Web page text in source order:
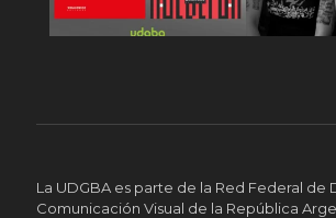
La UDGBA es parte de la Red Federal de
Comunicación Visual de la República